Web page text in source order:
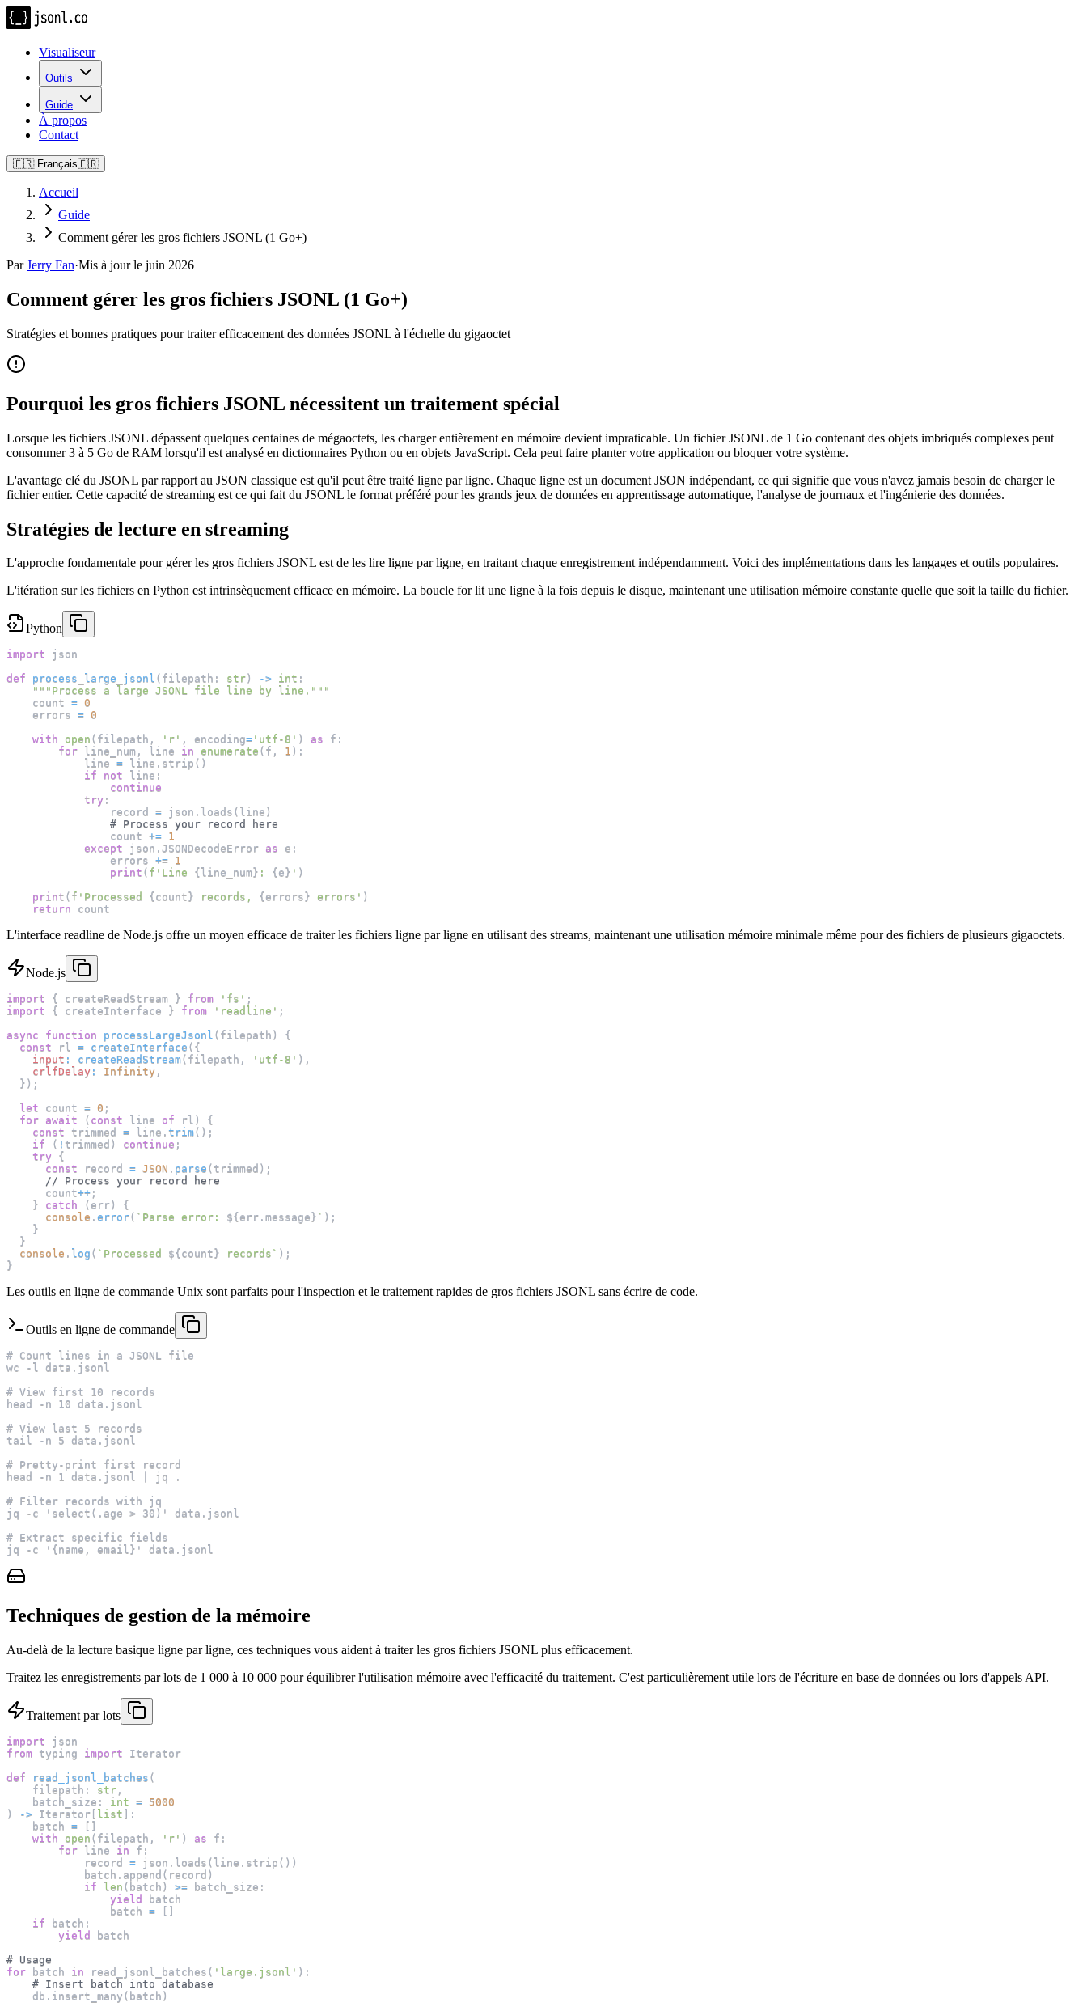
Visualiseur
Outils
Guide
À propos
Contact
🇫🇷 Français🇫🇷
Accueil
Guide
Comment gérer les gros fichiers JSONL (1 Go+)
Par Jerry Fan·Mis à jour le juin 2026
Comment gérer les gros fichiers JSONL (1 Go+)
Stratégies et bonnes pratiques pour traiter efficacement des données JSONL à l'échelle du gigaoctet
Pourquoi les gros fichiers JSONL nécessitent un traitement spécial
Lorsque les fichiers JSONL dépassent quelques centaines de mégaoctets, les charger entièrement en mémoire devient impraticable. Un fichier JSONL de 1 Go contenant des objets imbriqués complexes peut
consommer 3 à 5 Go de RAM lorsqu'il est analysé en dictionnaires Python ou en objets JavaScript. Cela peut faire planter votre application ou bloquer votre système.
L'avantage clé du JSONL par rapport au JSON classique est qu'il peut être traité ligne par ligne. Chaque ligne est un document JSON indépendant, ce qui signifie que vous n'avez jamais besoin de charger le
fichier entier. Cette capacité de streaming est ce qui fait du JSONL le format préféré pour les grands jeux de données en apprentissage automatique, l'analyse de journaux et l'ingénierie des données.
Stratégies de lecture en streaming
L'approche fondamentale pour gérer les gros fichiers JSONL est de les lire ligne par ligne, en traitant chaque enregistrement indépendamment. Voici des implémentations dans les langages et outils populaires.
L'itération sur les fichiers en Python est intrinsèquement efficace en mémoire. La boucle for lit une ligne à la fois depuis le disque, maintenant une utilisation mémoire constante quelle que soit la taille du fichier.
Python
import json
def
process_large_jsonl ( filepath : str) -> int :
"""Process a large JSONL file line by line."""
    count
= 0
    errors
= 0
with
open ( filepath , 'r' , encoding= 'utf-8' ) as f :
for line_num , line in enumerate ( f , 1 ) :
            line
= line . strip ( )
if
not line :
continue
try :
                record
= json . loads ( line )
# Process your record here
                count
+= 1
except json . JSONDecodeError as e :
                errors
+= 1
print ( f'Line {line_num} : {e} ' )
print ( f'Processed {count} records, {errors} errors' )
return count
L'interface readline de Node.js offre un moyen efficace de traiter les fichiers ligne par ligne en utilisant des streams, maintenant une utilisation mémoire minimale même pour des fichiers de plusieurs gigaoctets.
Node.js
import { createReadStream } from 'fs' ;
import
{ createInterface } from 'readline' ;
async
function processLargeJsonl ( filepath )
{
const rl = createInterface ( {
input : createReadStream( filepath , 'utf-8' ) ,
crlfDelay : Infinity ,
} ) ;
let count = 0 ;
for await ( const line of rl )
{
const trimmed = line . trim( ) ;
if
( ! trimmed ) continue ;
try
{
const record = JSON . parse ( trimmed ) ;
// Process your record here
      count
++ ;
}
catch ( err)
{
console . error( ` Parse error: ${err . message} ` ) ;
}
}
console . log ( ` Processed ${count} records ` ) ;
}
Les outils en ligne de commande Unix sont parfaits pour l'inspection et le traitement rapides de gros fichiers JSONL sans écrire de code.
Outils en ligne de commande
# Count lines in a JSONL file
wc -l data.jsonl
# View first 10 records
head -n 10 data.jsonl
# View last 5 records
tail -n 5 data.jsonl
# Pretty-print first record
head -n 1 data.jsonl | jq .
# Filter records with jq
jq -c 'select(.age > 30)' data.jsonl
# Extract specific fields
jq -c '{name, email}' data.jsonl
Techniques de gestion de la mémoire
Au-delà de la lecture basique ligne par ligne, ces techniques vous aident à traiter les gros fichiers JSONL plus efficacement.
Traitez les enregistrements par lots de 1 000 à 10 000 pour équilibrer l'utilisation mémoire avec l'efficacité du traitement. C'est particulièrement utile lors de l'écriture en base de données ou lors d'appels API.
Traitement par lots
import json
from typing import Iterator
def
read_jsonl_batches (
    filepath
: str ,
    batch_size
: int = 5000
)
-> Iterator [ list ] :
    batch
= [ ]
with
open ( filepath , 'r' ) as f :
for line in f :
            record
= json . loads ( line . strip ( ) )
            batch
. append ( record )
if
len ( batch ) >= batch_size :
yield
batch
                batch
= [ ]
if batch :
yield
batch
# Usage
for batch in read_jsonl_batches ( 'large.jsonl' ) :
# Insert batch into database
    db
. insert_many ( batch )